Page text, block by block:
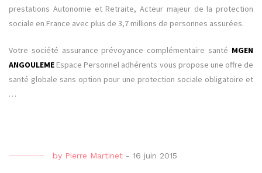
prestations Autonomie et Retraite, Acteur majeur de la protection
sociale en France avec plus de 3,7 millions de personnes assurées.
Votre société assurance prévoyance complémentaire santé MGEN
ANGOULEME Espace Personnel adhérents vous propose une offre de
santé globale sans option pour une protection sociale obligatoire et
…
by Pierre Martinet - 16 juin 2015